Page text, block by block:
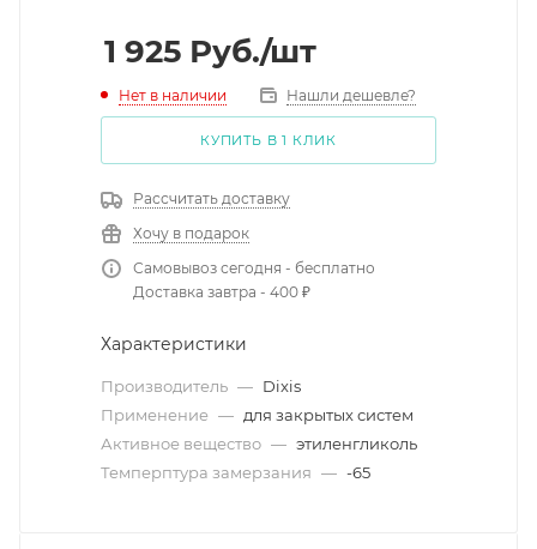
1 925 Руб./шт
Нет в наличии Нашли дешевле?
КУПИТЬ В 1 КЛИК
Рассчитать доставку
Хочу в подарок
Самовывоз сегодня - бесплатно
Доставка завтра - 400 ₽
Характеристики
Производитель — Dixis
Применение — для закрытых систем
Активное вещество — этиленгликоль
Темперптура замерзания — -65